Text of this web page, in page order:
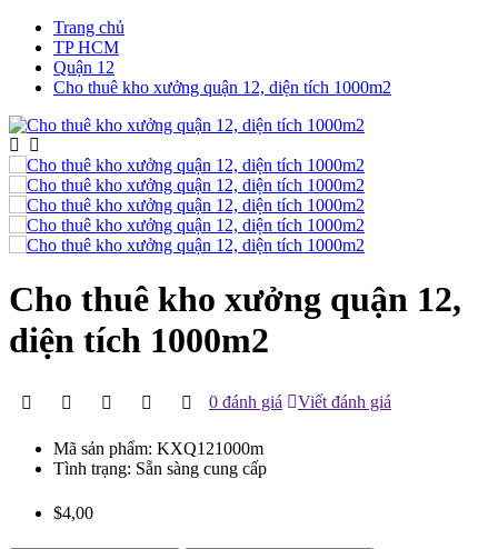
Trang chủ
TP HCM
Quận 12
Cho thuê kho xưởng quận 12, diện tích 1000m2
Cho thuê kho xưởng quận 12,
diện tích 1000m2
0 đánh giá Viết đánh giá
Mã sản phẩm: KXQ121000m
Tình trạng: Sẵn sàng cung cấp
$4,00